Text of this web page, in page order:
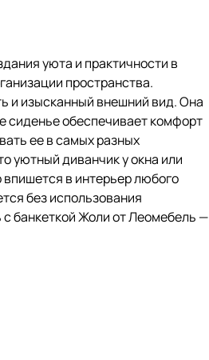
уюта и практичности в
пространства.
и изысканный внешний вид. Она
сиденье обеспечивает комфорт
ее в самых разных
уютный диванчик у окна или
впишется в интерьер любого
без использования
банкеткой Жоли от Леомебель —